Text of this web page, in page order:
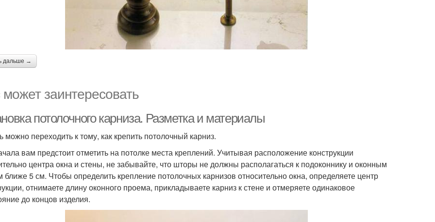
дальше →
заинтересовать
потолочного карниза. Разметка и материалы
можно переходить к тому, как крепить потолочный карниз.
вам предстоит отметить на потолке места креплений. Учитывая расположение конструкции
центра окна и стены, не забывайте, что шторы не должны располагаться к подоконнику и оконным
ближе 5 см. Чтобы определить крепление потолочных карнизов относительно окна, определяете центр
отнимаете длину оконного проема, прикладываете карниз к стене и отмеряете одинаковое
до концов изделия.